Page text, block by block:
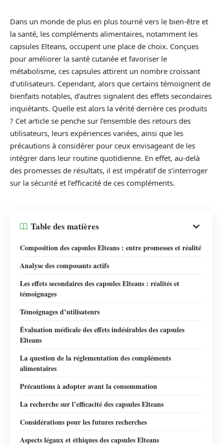
Dans un monde de plus en plus tourné vers le bien-être et
la santé, les compléments alimentaires, notamment les
capsules Elteans, occupent une place de choix. Conçues
pour améliorer la santé cutanée et favoriser le
métabolisme, ces capsules attirent un nombre croissant
d’utilisateurs. Cependant, alors que certains témoignent de
bienfaits notables, d’autres signalent des effets secondaires
inquiétants. Quelle est alors la vérité derrière ces produits
? Cet article se penche sur l’ensemble des retours des
utilisateurs, leurs expériences variées, ainsi que les
précautions à considérer pour ceux envisageant de les
intégrer dans leur routine quotidienne. En effet, au-delà
des promesses de résultats, il est impératif de s’interroger
sur la sécurité et l’efficacité de ces compléments.
Table des matières
Composition des capsules Elteans : entre promesses et réalité
Analyse des composants actifs
Les effets secondaires des capsules Elteans : réalités et
témoignages
Témoignages d’utilisateurs
Évaluation médicale des effets indésirables des capsules
Elteans
La question de la réglementation des compléments
alimentaires
Précautions à adopter avant la consommation
La recherche sur l’efficacité des capsules Elteans
Considérations pour les futures recherches
Aspects légaux et éthiques des capsules Elteans